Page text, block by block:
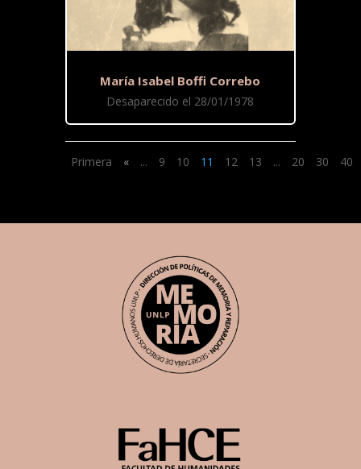
María Isabel Boffi Correbo
Desaparecido el 28/01/1978
Primera « ... 9 10 11 12 13 ... 20 30 40